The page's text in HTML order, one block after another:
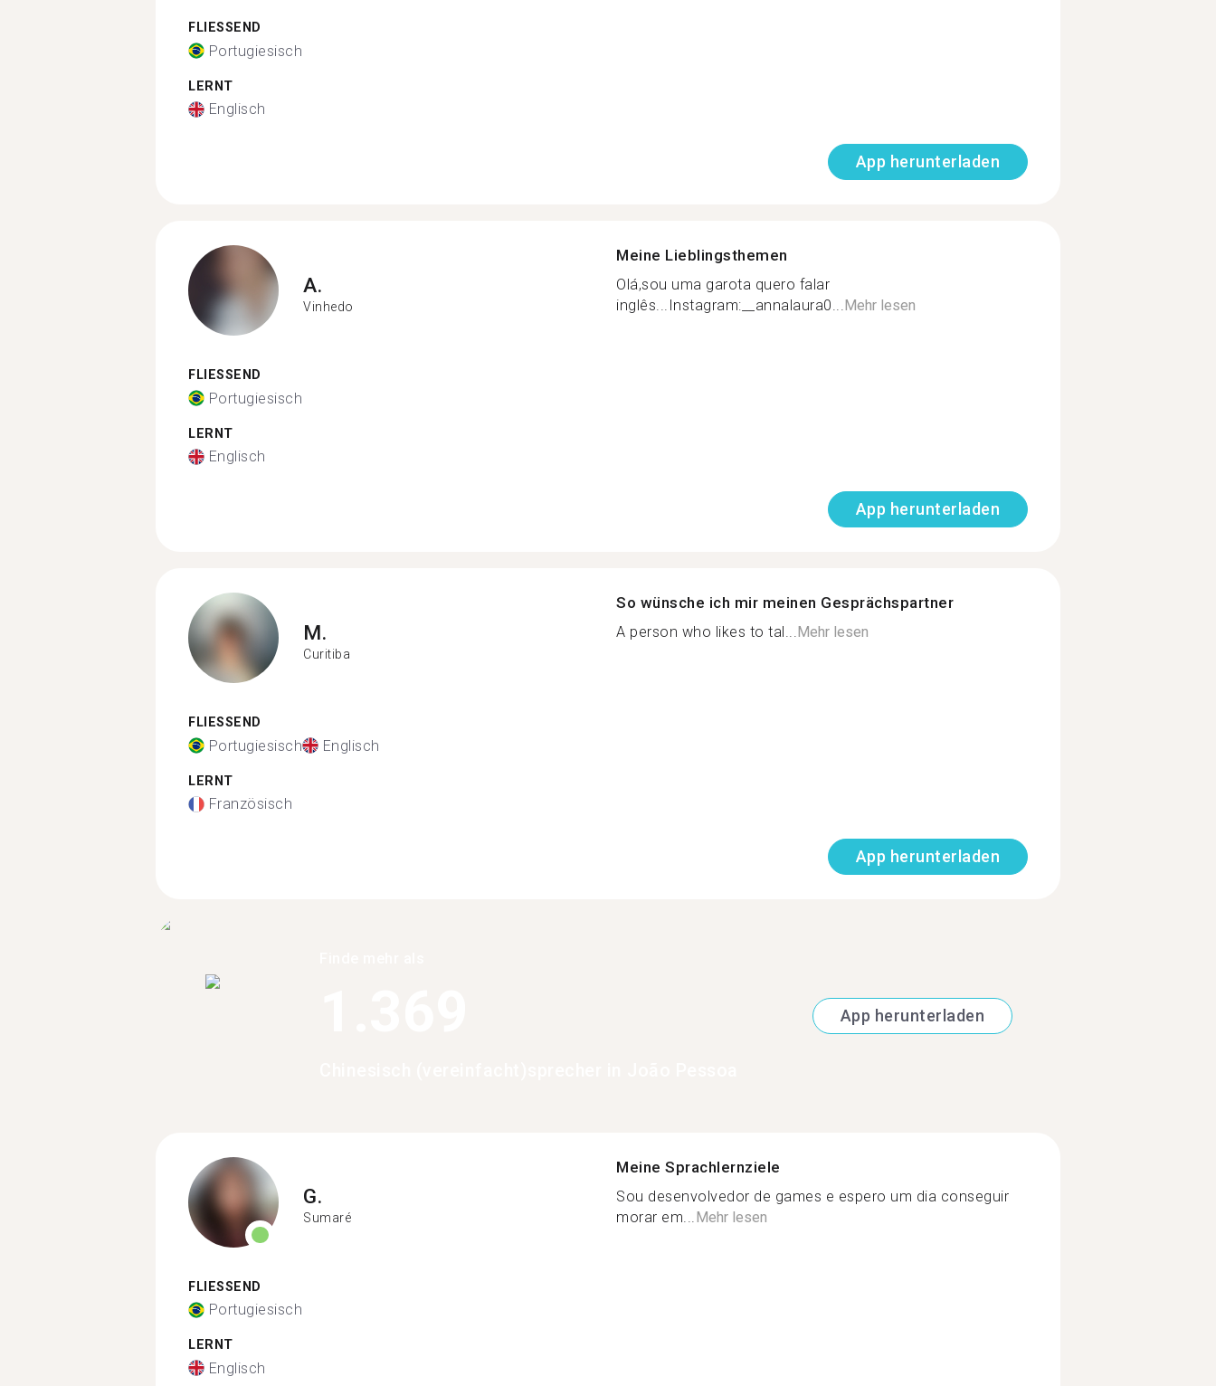
FLIESSEND
Portugiesisch
LERNT
Englisch
App herunterladen
A.
Vinhedo
FLIESSEND
Portugiesisch
LERNT
Englisch
Meine Lieblingsthemen
Olá,sou uma garota quero falar
inglês...Instagram:__annalaura0...Mehr lesen
App herunterladen
M.
Curitiba
FLIESSEND
Portugiesisch Englisch
LERNT
Französisch
So wünsche ich mir meinen Gesprächspartner
A person who likes to tal...Mehr lesen
App herunterladen
App herunterladen
G.
Sumaré
FLIESSEND
Portugiesisch
LERNT
Englisch
Meine Sprachlernziele
Sou desenvolvedor de games e espero um dia conseguir
morar em... Mehr lesen